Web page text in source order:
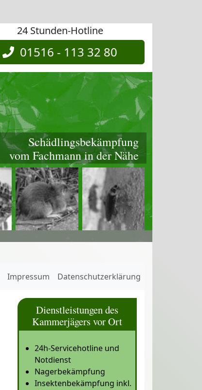
24 Stunden-Hotline
01516 - 113 32 80
Schädlingsbekämpfung
vom Fachmann in der Nähe
Impressum Datenschutzerklärung
Dienstleistungen des
Kammerjägers vor Ort
24h-Servicehotline und
Notdienst
Nagerbekämpfung
Insektenbekämpfung inkl.